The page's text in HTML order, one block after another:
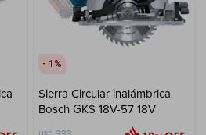
1
Sierra Circular inalámbrica
Bosch GKS 18V-57 18V